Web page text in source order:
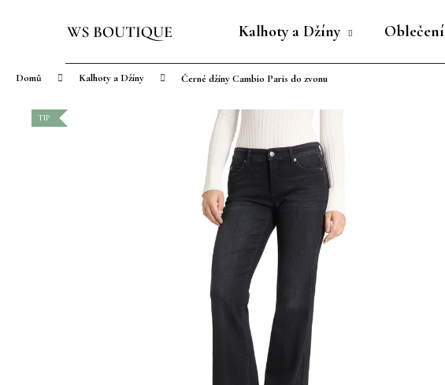
Kalhoty a Džíny Oblečení
Domů Kalhoty a Džíny Černé džíny Cambio Paris do zvonu
TIP
Zpět
obchodu
Zpět
obchodu